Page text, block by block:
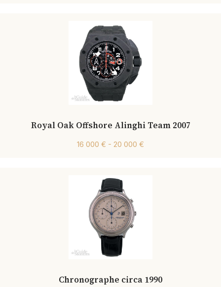
Royal Oak Offshore Alinghi Team 2007
16 000 € - 20 000 €
Chronographe circa 1990